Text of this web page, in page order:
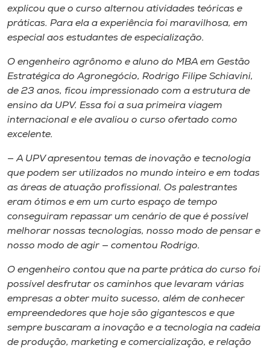
explicou que o curso alternou atividades teóricas e
práticas. Para ela a experiência foi maravilhosa, em
especial aos estudantes de especialização.
O engenheiro agrônomo e aluno do MBA em Gestão
Estratégica do Agronegócio, Rodrigo Filipe Schiavini,
de 23 anos, ficou impressionado com a estrutura de
ensino da UPV. Essa foi a sua primeira viagem
internacional e ele avaliou o curso ofertado como
excelente.
— A UPV apresentou temas de inovação e tecnologia
que podem ser utilizados no mundo inteiro e em todas
as áreas de atuação profissional. Os palestrantes
eram ótimos e em um curto espaço de tempo
conseguiram repassar um cenário de que é possível
melhorar nossas tecnologias, nosso modo de pensar e
nosso modo de agir — comentou Rodrigo.
O engenheiro contou que na parte prática do curso foi
possível desfrutar os caminhos que levaram várias
empresas a obter muito sucesso, além de conhecer
empreendedores que hoje são gigantescos e que
sempre buscaram a inovação e a tecnologia na cadeia
de produção, marketing e comercialização, e relação